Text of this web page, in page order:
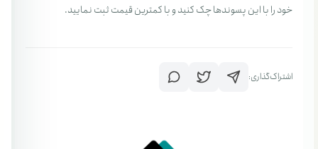
خود را با این پسوندها چک کنید و با کمترین قیمت ثبت نمایید.
اشتراک‌گذاری: